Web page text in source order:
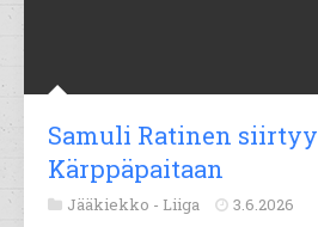
Samuli Ratinen siirtyy
Kärppäpaitaan
Jääkiekko - Liiga 3.6.2026